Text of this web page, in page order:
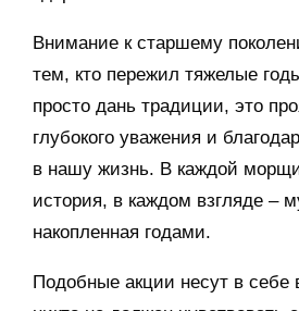
Внимание к старшему
тем, кто пережил тяжелые
просто дань традиции, это
глубокого уважения и
в нашу жизнь. В каждой
история, в каждом взгляде –
накопленная годами.
Подобные акции несут в